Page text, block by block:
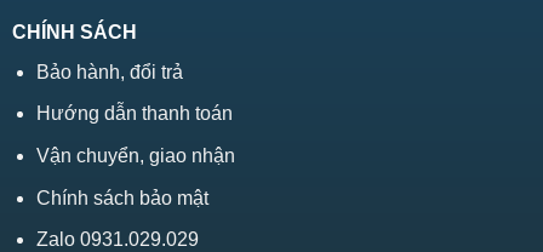
CHÍNH SÁCH
Bảo hành, đổi trả
Hướng dẫn thanh toán
Vận chuyển, giao nhận
Chính sách bảo mật
Zalo 0931.029.029